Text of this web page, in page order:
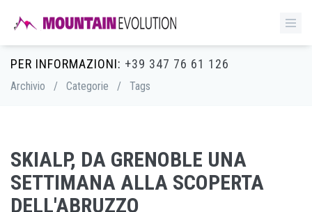
PER INFORMAZIONI: +39 347 76 61 126
Archivio / Categorie / Tags
SKIALP, DA GRENOBLE UNA
SETTIMANA ALLA SCOPERTA
DELL'ABRUZZO